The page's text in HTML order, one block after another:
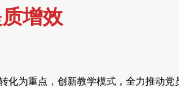
增效
化为重点，创新教学模式，全力推动党